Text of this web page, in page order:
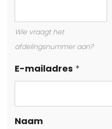
Wie vraagt het
afdelingsnummer aan?
E-mailadres
Naam